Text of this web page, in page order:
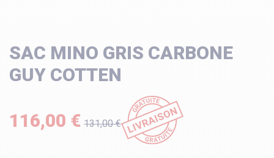
SAC MINO GRIS CARBONE
GUY COTTEN
116,00 € 131,00 €